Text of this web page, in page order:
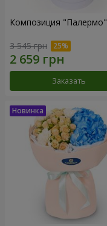
Композиция "Палермо"
3 545 грн
Заказать